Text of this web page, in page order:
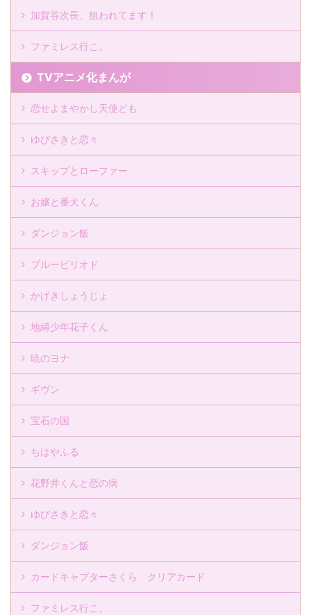
加賀谷次長、狙われてます！
ファミレス行こ。
TVアニメ化まんが
恋せよまやかし天使ども
ゆびさきと恋々
スキップとローファー
お嬢と番犬くん
ダンジョン飯
ブルーピリオド
かげきしょうじょ
地縛少年花子くん
暁のヨナ
ギヴン
宝石の国
ちはやふる
花野井くんと恋の病
ゆびさきと恋々
ダンジョン飯
カードキャプターさくら クリアカード
ファミレス行こ。